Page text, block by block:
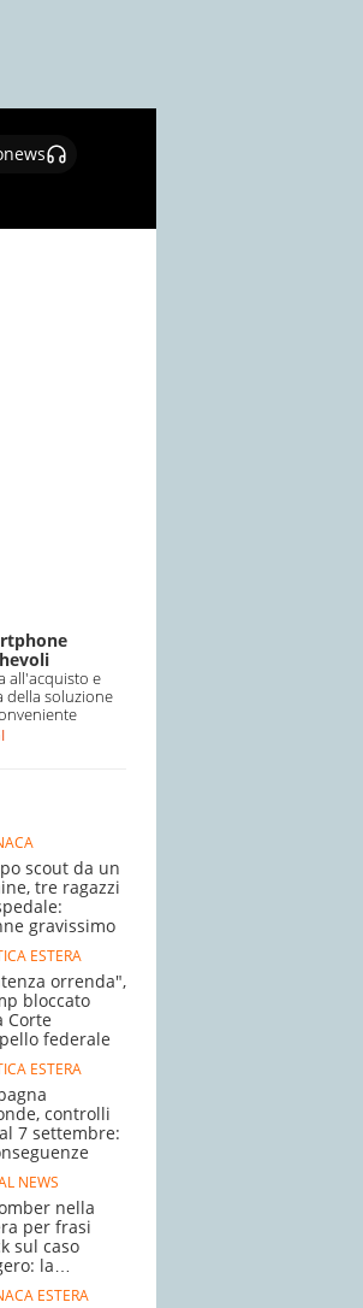
all'acquisto e
della soluzione
scout da un
tre ragazzi
gravissimo
ESTERA
orrenda",
bloccato
Corte
federale
ESTERA
controlli
7 settembre:
NEWS
nella
per frasi
sul caso
la
ESTERA